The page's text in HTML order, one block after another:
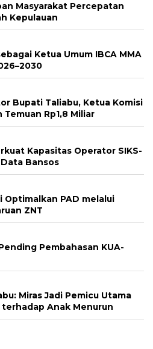
Masyarakat Percepatan
Kepulauan
Ketua Umum IBCA MMA
Bupati Taliabu, Ketua Komisi
Rp1,8 Miliar
Kapasitas Operator SIKS-
Bansos
Optimalkan PAD melalui
ZNT
Pembahasan KUA-
Miras Jadi Pemicu Utama
terhadap Anak Menurun